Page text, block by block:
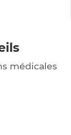
médicales